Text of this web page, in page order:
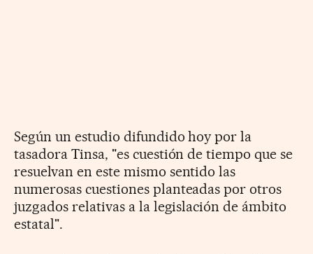
Según un estudio difundido hoy por la
tasadora Tinsa, "es cuestión de tiempo que se
resuelvan en este mismo sentido las
numerosas cuestiones planteadas por otros
juzgados relativas a la legislación de ámbito
estatal".